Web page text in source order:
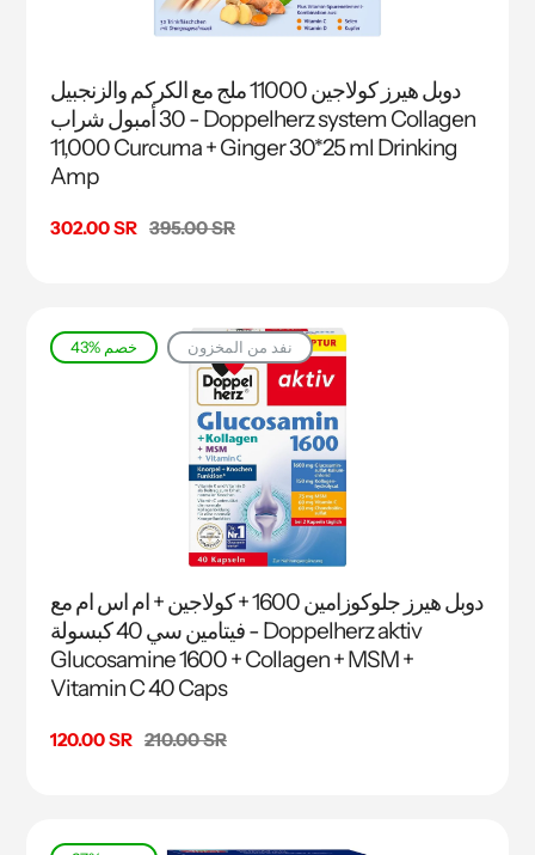
دوبل هيرز كولاجين 11000 ملج مع الكركم والزنجبيل
30 أمبول شراب - Doppelherz system Collagen
11,000 Curcuma + Ginger 30*25 ml Drinking
Amp
سعر
302.00 SR السعر
395.00 SR
43% خصم نفد من المخزون
دوبل هيرز جلوكوزامين 1600 + كولاجين + ام اس ام مع
فيتامين سي 40 كبسولة - Doppelherz aktiv
Glucosamine 1600 + Collagen + MSM +
Vitamin C 40 Caps
سعر
120.00 SR السعر
210.00 SR